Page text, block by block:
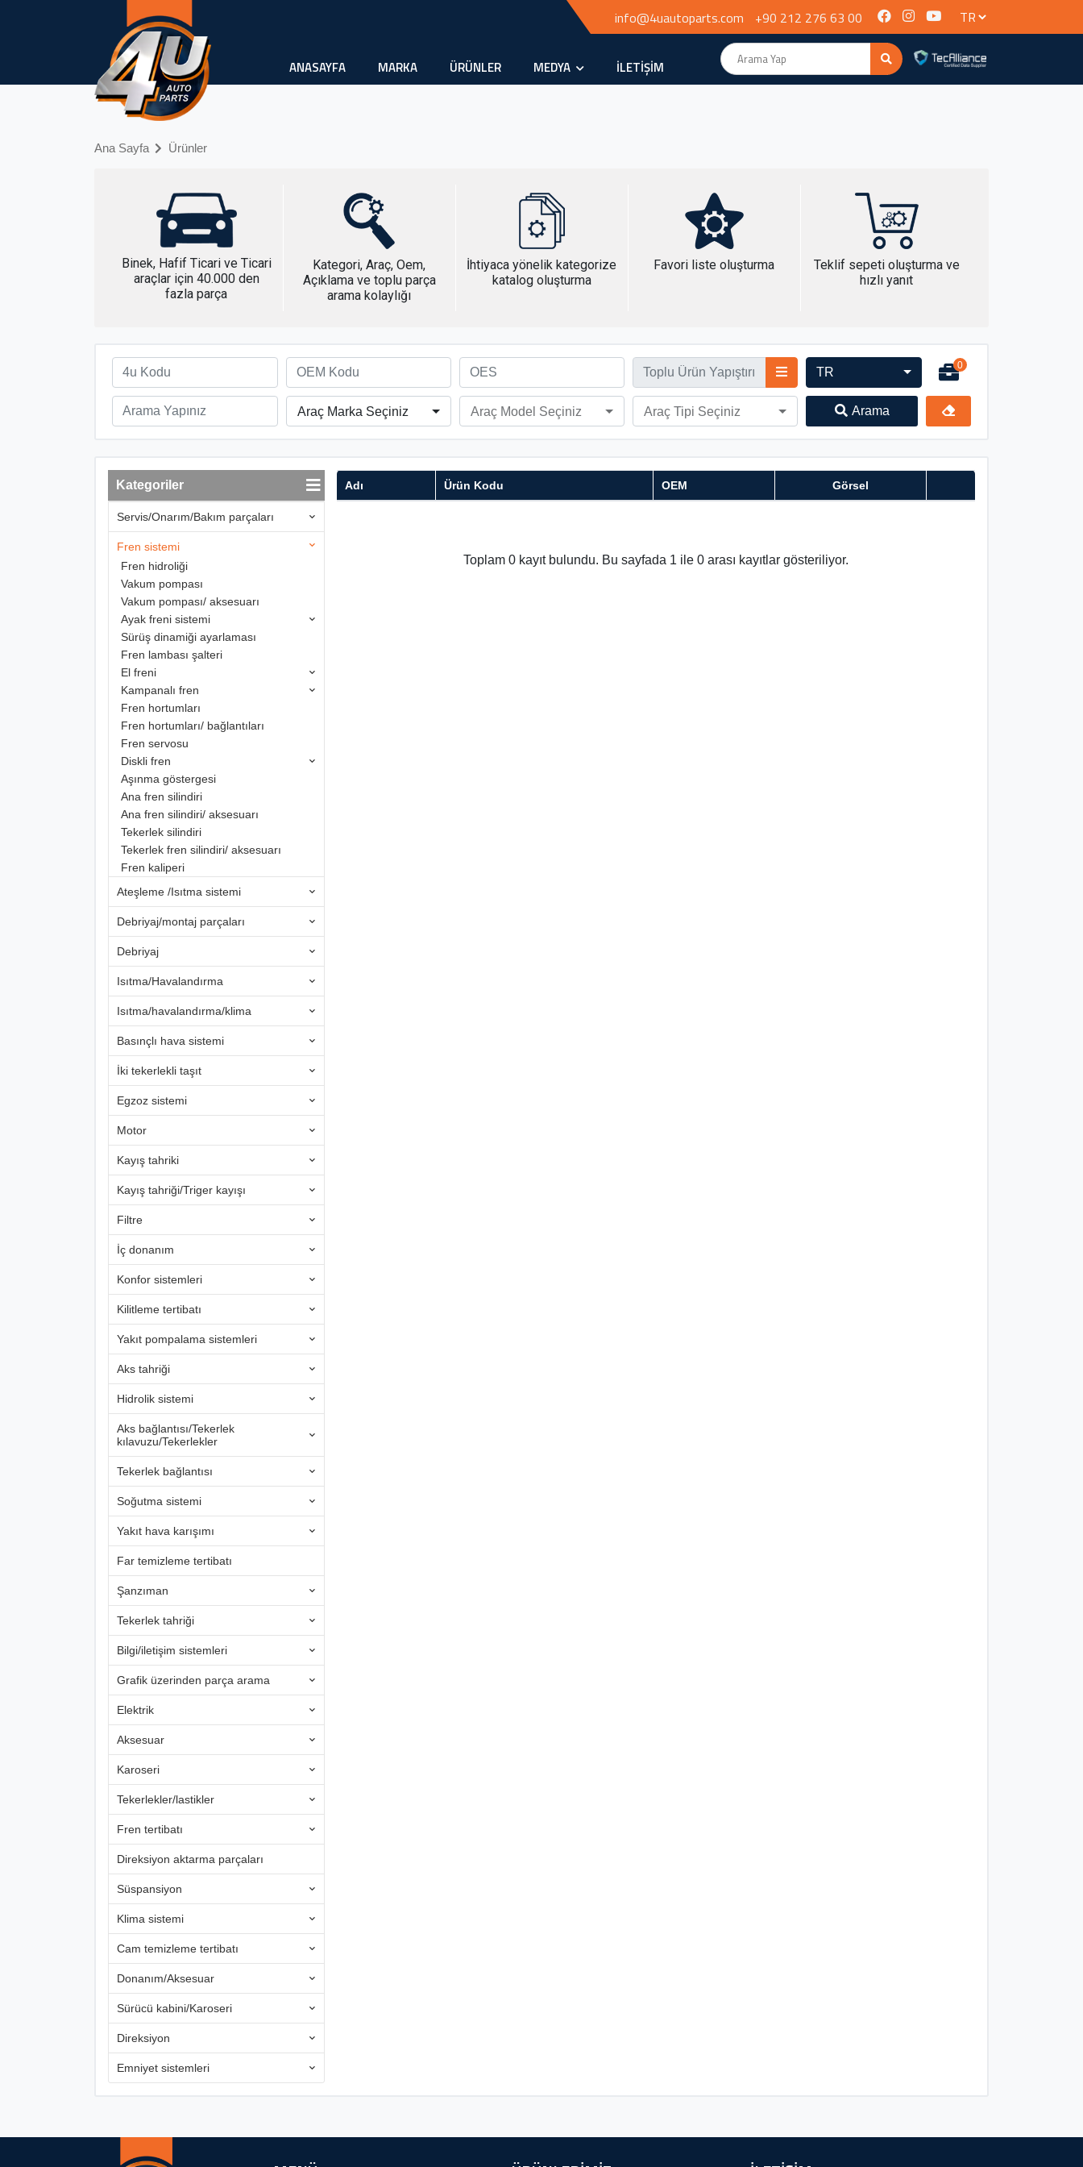
info@4uautoparts.com +90 212 276 63 00
ANASAYFA MARKA ÜRÜNLER MEDYA İLETİŞİM
Ana Sayfa Ürünler
Binek, Hafif Ticari ve Ticari
araçlar için 40.000 den
fazla parça
Kategori, Araç, Oem,
Açıklama ve toplu parça
arama kolaylığı
İhtiyaca yönelik kategorize
katalog oluşturma
Favori liste oluşturma
Teklif sepeti oluşturma ve
hızlı yanıt
TR 0
Araç Marka Seçiniz Araç Model Seçiniz Araç Tipi Seçiniz Arama
Kategoriler
Servis/Onarım/Bakım parçaları
Fren sistemi
Fren hidroliği
Vakum pompası
Vakum pompası/ aksesuarı
Ayak freni sistemi
Sürüş dinamiği ayarlaması
Fren lambası şalteri
El freni
Kampanalı fren
Fren hortumları
Fren hortumları/ bağlantıları
Fren servosu
Diskli fren
Aşınma göstergesi
Ana fren silindiri
Ana fren silindiri/ aksesuarı
Tekerlek silindiri
Tekerlek fren silindiri/ aksesuarı
Fren kaliperi
Ateşleme /Isıtma sistemi
Debriyaj/montaj parçaları
Debriyaj
Isıtma/Havalandırma
Isıtma/havalandırma/klima
Basınçlı hava sistemi
İki tekerlekli taşıt
Egzoz sistemi
Motor
Kayış tahriki
Kayış tahriği/Triger kayışı
Filtre
İç donanım
Konfor sistemleri
Kilitleme tertibatı
Yakıt pompalama sistemleri
Aks tahriği
Hidrolik sistemi
Aks bağlantısı/Tekerlek
kılavuzu/Tekerlekler
Tekerlek bağlantısı
Soğutma sistemi
Yakıt hava karışımı
Far temizleme tertibatı
Şanzıman
Tekerlek tahriği
Bilgi/iletişim sistemleri
Grafik üzerinden parça arama
Elektrik
Aksesuar
Karoseri
Tekerlekler/lastikler
Fren tertibatı
Direksiyon aktarma parçaları
Süspansiyon
Klima sistemi
Cam temizleme tertibatı
Donanım/Aksesuar
Sürücü kabini/Karoseri
Direksiyon
Emniyet sistemleri
Adı Ürün Kodu OEM Görsel
Toplam 0 kayıt bulundu. Bu sayfada 1 ile 0 arası kayıtlar gösteriliyor.